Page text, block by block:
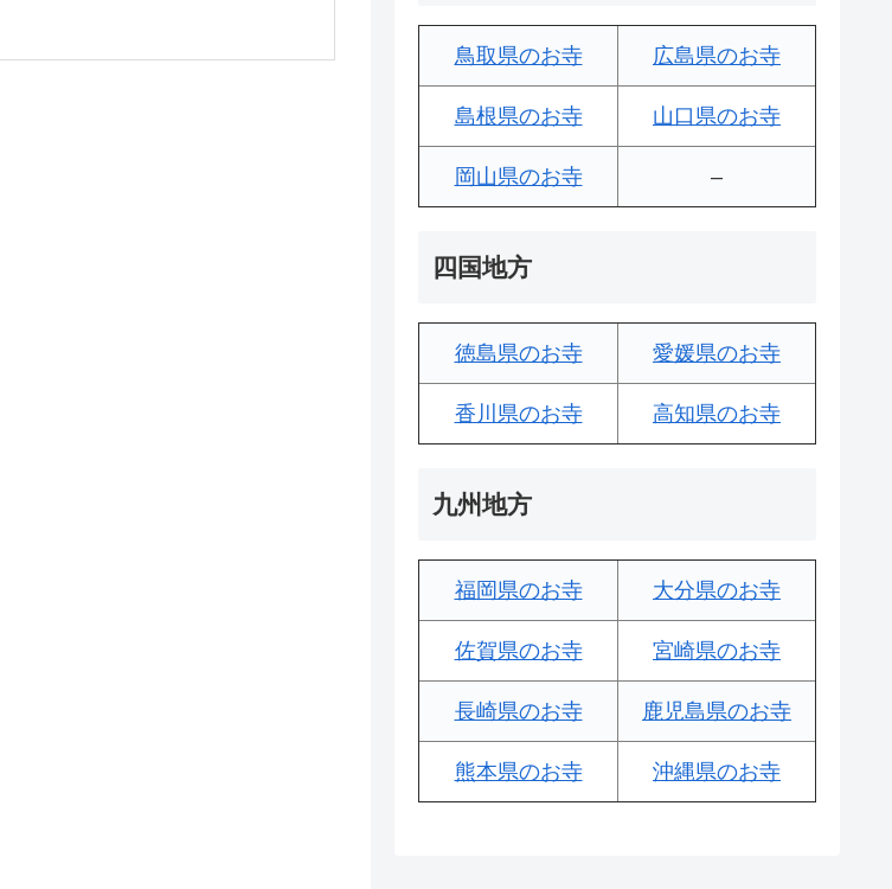
鳥取県のお寺 広島県のお寺
島根県のお寺 山口県のお寺
岡山県のお寺 –
四国地方
徳島県のお寺 愛媛県のお寺
香川県のお寺 高知県のお寺
九州地方
福岡県のお寺 大分県のお寺
佐賀県のお寺 宮崎県のお寺
長崎県のお寺 鹿児島県のお寺
熊本県のお寺 沖縄県のお寺